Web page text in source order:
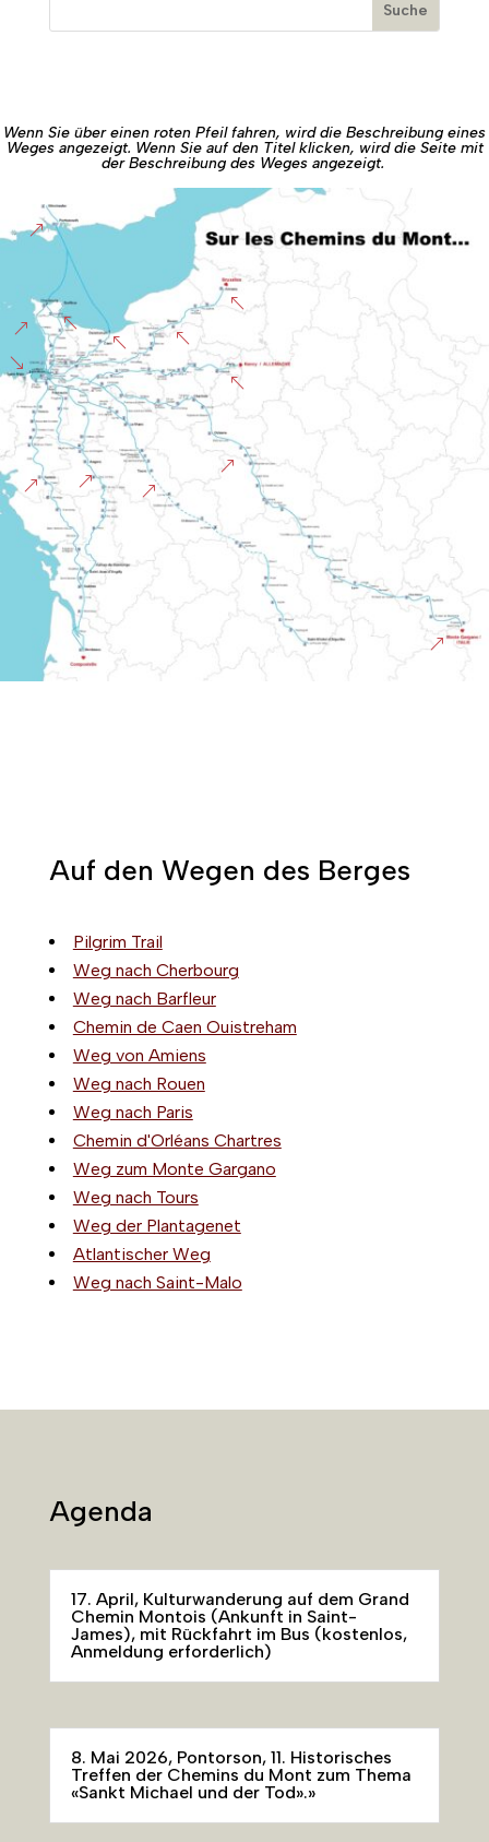
Wenn Sie über einen roten Pfeil fahren, wird die Beschreibung eines
Weges angezeigt. Wenn Sie auf den Titel klicken, wird die Seite mit
der Beschreibung des Weges angezeigt.
&
&
%
%
%
%
%
&
&
&
&
&
'
Auf den Wegen des Berges
Pilgrim Trail
Weg nach Cherbourg
Weg nach Barfleur
Chemin de Caen Ouistreham
Weg von Amiens
Weg nach Rouen
Weg nach Paris
Chemin d'Orléans Chartres
Weg zum Monte Gargano
Weg nach Tours
Weg der Plantagenet
Atlantischer Weg
Weg nach Saint-Malo
Agenda
17. April, Kulturwanderung auf dem Grand
Chemin Montois (Ankunft in Saint-
James), mit Rückfahrt im Bus (kostenlos,
Anmeldung erforderlich)
8. Mai 2026, Pontorson, 11. Historisches
Treffen der Chemins du Mont zum Thema
«Sankt Michael und der Tod».»